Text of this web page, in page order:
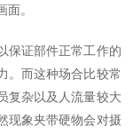
。
证部件正常工作的
。而这种场合比较常
复杂以及人流量较大
现象夹带硬物会对摄